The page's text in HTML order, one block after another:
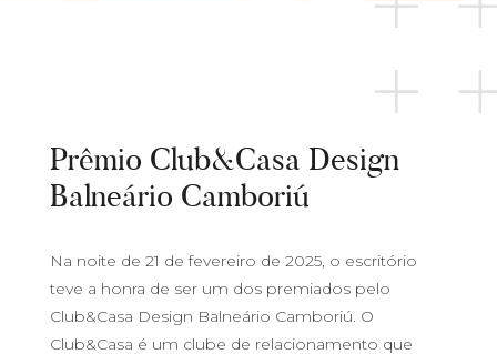
Prêmio Club&Casa Design
Balneário Camboriú
Na noite de 21 de fevereiro de 2025, o escritório
teve a honra de ser um dos premiados pelo
Club&Casa Design Balneário Camboriú. O
Club&Casa é um clube de relacionamento que